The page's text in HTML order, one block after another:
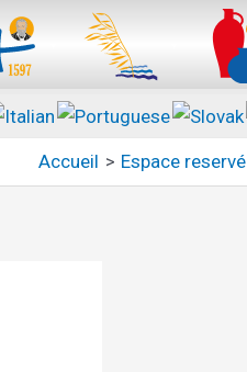
Accueil Espace reservé